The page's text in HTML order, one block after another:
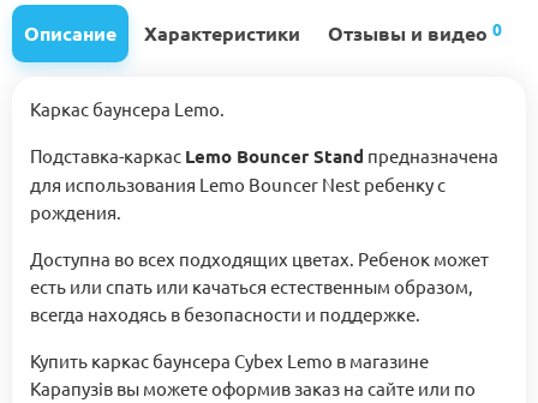
Описание Характеристики Отзывы и видео 0
Каркас баунсера Lemo.
Подставка-каркас Lemo Bouncer Stand предназначена
для использования Lemo Bouncer Nest ребенку с
рождения.
Доступна во всех подходящих цветах. Ребенок может
есть или спать или качаться естественным образом,
всегда находясь в безопасности и поддержке.
Купить каркас баунсера Cybex Lemo в магазине
Карапузів вы можете оформив заказ на сайте или по